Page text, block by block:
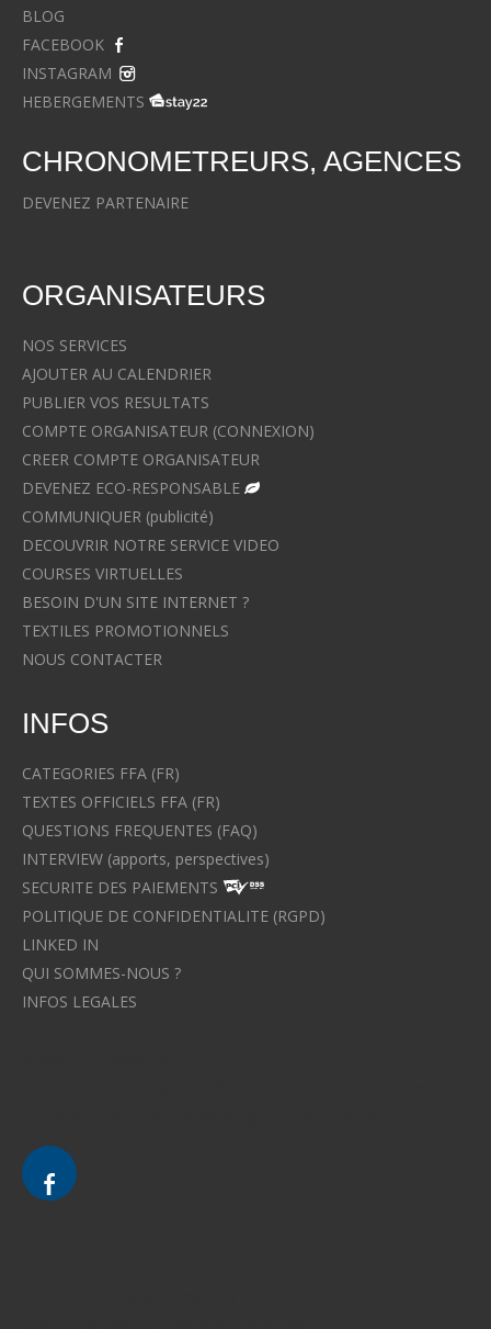
BLOG
FACEBOOK
INSTAGRAM
HEBERGEMENTS
CHRONOMETREURS, AGENCES
DEVENEZ PARTENAIRE
ORGANISATEURS
NOS SERVICES
AJOUTER AU CALENDRIER
PUBLIER VOS RESULTATS
COMPTE ORGANISATEUR (CONNEXION)
CREER COMPTE ORGANISATEUR
DEVENEZ ECO-RESPONSABLE
COMMUNIQUER (publicité)
DECOUVRIR NOTRE SERVICE VIDEO
COURSES VIRTUELLES
BESOIN D'UN SITE INTERNET ?
TEXTILES PROMOTIONNELS
NOUS CONTACTER
INFOS
CATEGORIES FFA (FR)
TEXTES OFFICIELS FFA (FR)
QUESTIONS FREQUENTES (FAQ)
INTERVIEW (apports, perspectives)
SECURITE DES PAIEMENTS
POLITIQUE DE CONFIDENTIALITE (RGPD)
LINKED IN
QUI SOMMES-NOUS ?
INFOS LEGALES